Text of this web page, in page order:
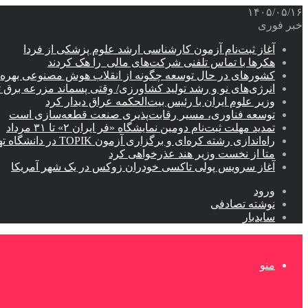
۱۴۰۵/۰۵/۱۶
خبر فوری
آغاز ثبت‌نام‌ آزمون کارشناسی ارشد علوم پزشکی از فردا
هکرها با تماس تلفنی شرکت‌های مالی را هک کردند
کشورهای در حال توسعه چگونه از انقلاب هوش مصنوعی
انرژی‌های نو و رشد تولید کشاورزی/ وقتی پسماند مزرعه‌ برق
وزیر علوم ایران با رئیس بیت‌الحکمه عراق دیدار کرد
توسعه فناوری، مسیر رقابت‌پذیری صنعت قطعه‌سازی است
تمدید مهلت ثبت‌نام دومین نمایشگاه «فر ایران ۲» تا ۳۱ مرداد
راه‌اندازی رشته کره‌ای و برگزاری آزمون TOPIK در دانشگاه تهران
متا از نخست وزیر هند عذرخواهی کرد
آغاز سرویس پولی تاکسی خودران زوکس در یک شهر آمریکا
ورود
نوشته تصادفی
سایدبار
منو